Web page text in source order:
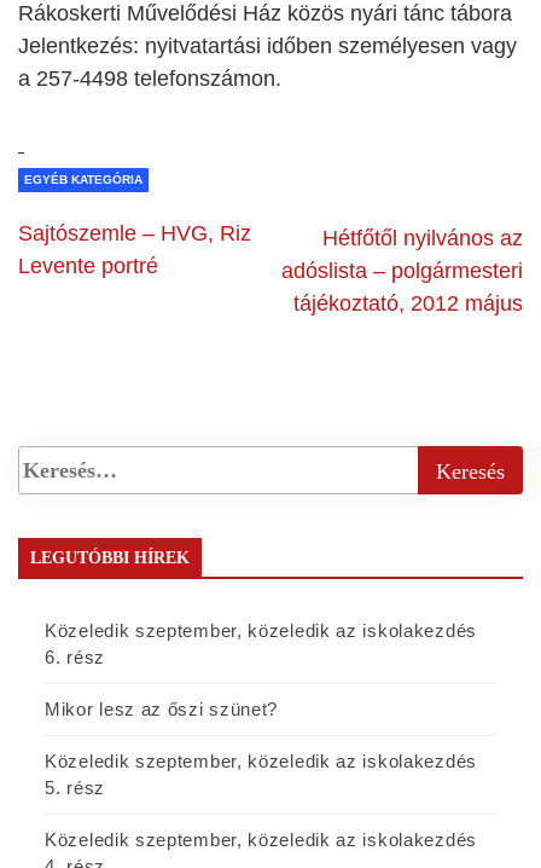
Rákoskerti Művelődési Ház közös nyári tánc tábora
Jelentkezés: nyitvatartási időben személyesen vagy
a 257-4498 telefonszámon.
EGYÉB KATEGÓRIA
Sajtószemle – HVG, Riz
Levente portré
Hétfőtől nyilvános az
adóslista – polgármesteri
tájékoztató, 2012 május
LEGUTÓBBI HÍREK
Közeledik szeptember, közeledik az iskolakezdés
6. rész
Mikor lesz az őszi szünet?
Közeledik szeptember, közeledik az iskolakezdés
5. rész
Közeledik szeptember, közeledik az iskolakezdés